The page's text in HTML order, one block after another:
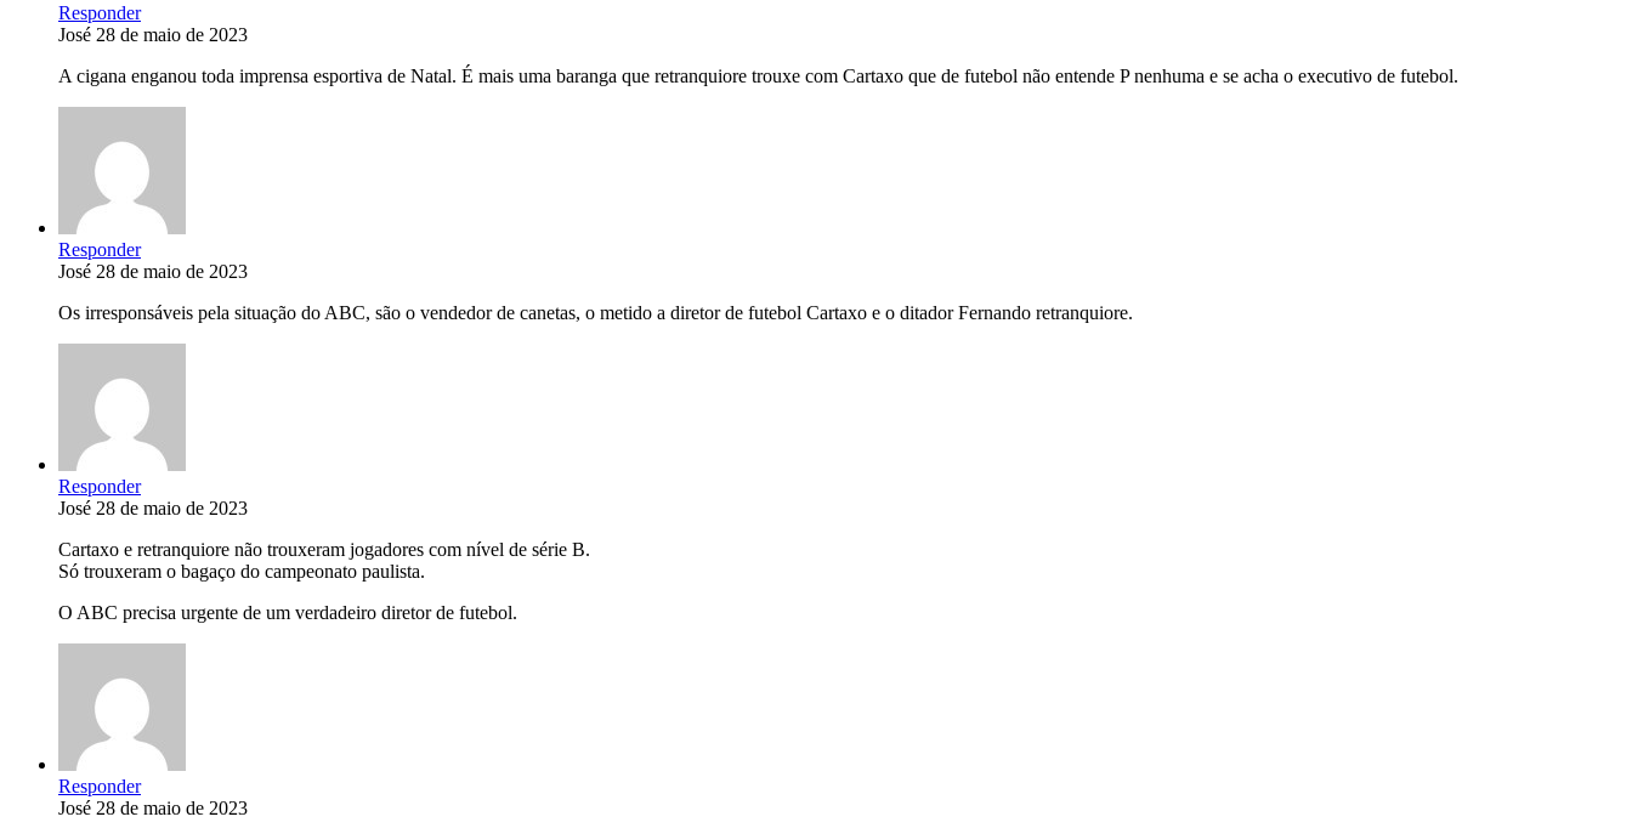
Responder
José 28 de maio de 2023
A cigana enganou toda imprensa esportiva de Natal. É mais uma baranga que retranquiore trouxe com Cartaxo que de futebol não entende P nenhuma e se acha o executivo de futebol.
Responder
José 28 de maio de 2023
Os irresponsáveis pela situação do ABC, são o vendedor de canetas, o metido a diretor de futebol Cartaxo e o ditador Fernando retranquiore.
Responder
José 28 de maio de 2023
Cartaxo e retranquiore não trouxeram jogadores com nível de série B.
Só trouxeram o bagaço do campeonato paulista.
O ABC precisa urgente de um verdadeiro diretor de futebol.
Responder
José 28 de maio de 2023